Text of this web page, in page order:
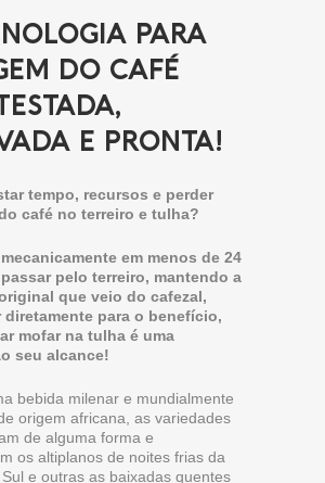
PARA
DO CAFÉ
E PRONTA!
tempo, recursos e perder
café no terreiro e tulha?
em menos de 24
pelo terreiro, mantendo a
que veio do cafezal,
diretamente para o benefício,
mofar na tulha é uma
seu alcance!
bebida milenar e mundialmente
origem africana, as variedades
de alguma forma e
os altiplanos de noites frias da
e outras as baixadas quentes